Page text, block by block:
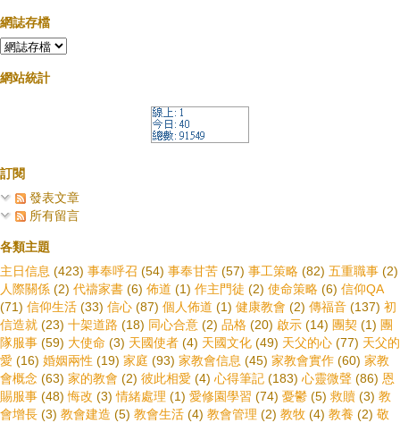
網誌存檔
網站統計
訂閱
發表文章
所有留言
各類主題
主日信息 (423) 事奉呼召 (54) 事奉甘苦 (57) 事工策略 (82) 五重職事 (2)
人際關係 (2) 代禱家書 (6) 佈道 (1) 作主門徒 (2) 使命策略 (6) 信仰QA
(71) 信仰生活 (33) 信心 (87) 個人佈道 (1) 健康教會 (2) 傳福音 (137) 初
信造就 (23) 十架道路 (18) 同心合意 (2) 品格 (20) 啟示 (14) 團契 (1) 團
隊服事 (59) 大使命 (3) 天國使者 (4) 天國文化 (49) 天父的心 (77) 天父的
愛 (16) 婚姻兩性 (19) 家庭 (93) 家教會信息 (45) 家教會實作 (60) 家教
會概念 (63) 家的教會 (2) 彼此相愛 (4) 心得筆記 (183) 心靈微聲 (86) 恩
賜服事 (48) 悔改 (3) 情緒處理 (1) 愛修園學習 (74) 憂鬱 (5) 救贖 (3) 教
會增長 (3) 教會建造 (5) 教會生活 (4) 教會管理 (2) 教牧 (4) 教養 (2) 敬